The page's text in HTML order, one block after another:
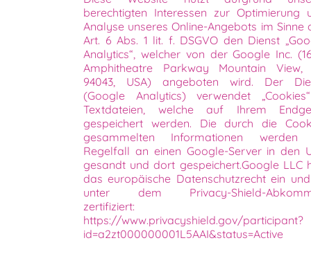
berechtigten Interessen zur Optimierung
Analyse unseres Online-Angebots im Sinne
Art. 6 Abs. 1 lit. f. DSGVO den Dienst
Analytics“, welcher von der Google Inc.
Amphitheatre Parkway Mountain View,
94043, USA) angeboten wird. Der
(Google Analytics) verwendet
Textdateien, welche auf Ihrem
gespeichert werden. Die durch die
gesammelten Informationen werden
Regelfall an einen Google-Server in den
gesandt und dort gespeichert.Google LLC
das europäische Datenschutzrecht ein
unter dem Privacy-Shield-
zertifiziert:
https://www.privacyshield.gov/participant?
id=a2zt000000001L5AAI&status=Active